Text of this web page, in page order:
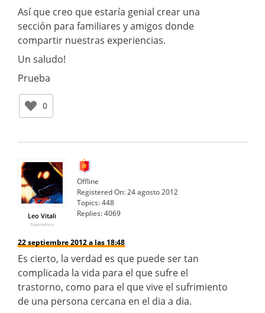
Así que creo que estaría genial crear una
sección para familiares y amigos donde
compartir nuestras experiencias.
Un saludo!
Prueba
0
Leo Vitali
SuperAdmin
Offline
Registered On:24 agosto 2012
Topics:448
Replies:4069
22 septiembre 2012 a las 18:48
Es cierto, la verdad es que puede ser tan
complicada la vida para el que sufre el
trastorno, como para el que vive el sufrimiento
de una persona cercana en el dia a dia.